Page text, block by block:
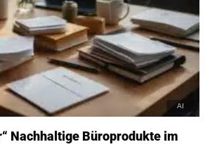
Nachhaltige Büroprodukte im